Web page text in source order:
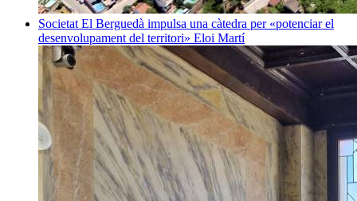
Societat El Berguedà impulsa una càtedra per «potenciar el
desenvolupament del territori» Eloi Martí